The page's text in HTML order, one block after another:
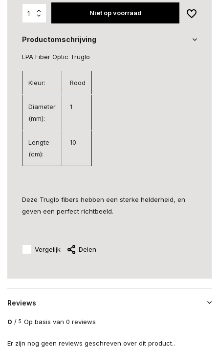
Niet op voorraad
Productomschrijving
LPA Fiber Optic Truglo
Kleur: Rood
Diameter
(mm):
1
Lengte
(cm):
10
Deze Truglo fibers hebben een sterke helderheid, en
geven een perfect richtbeeld.
Vergelijk Delen
Reviews
0 / 5 Op basis van 0 reviews
Er zijn nog geen reviews geschreven over dit product..